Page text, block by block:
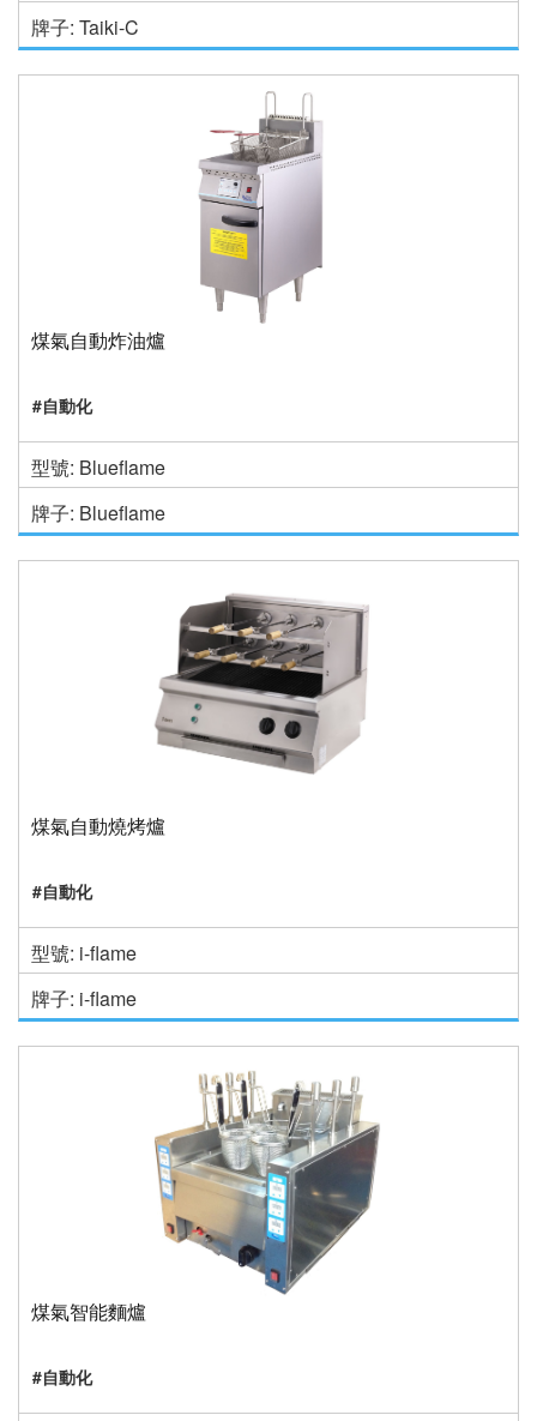
牌子: Taiki-C
煤氣自動炸油爐
#自動化
型號: Blueflame
牌子: Blueflame
煤氣自動燒烤爐
#自動化
型號: i-flame
牌子: i-flame
煤氣智能麵爐
#自動化